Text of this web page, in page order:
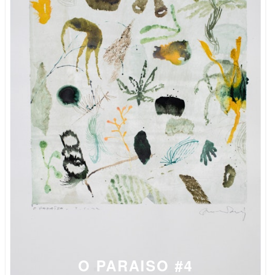
O PARAISO #4